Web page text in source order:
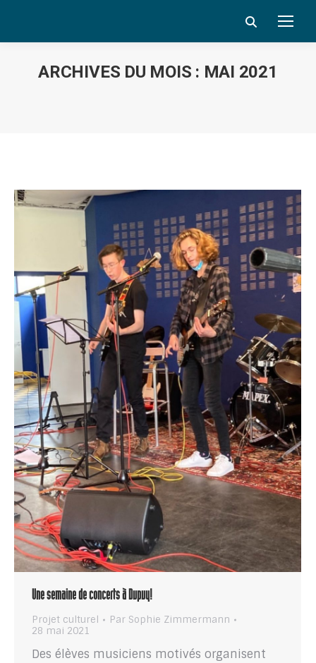
Search:
ARCHIVES DU MOIS : MAI 2021
Une semaine de concerts à Dupuy!
Projet culturel Par Sophie Zimmermann
28 mai 2021
Des élèves musiciens motivés organisent